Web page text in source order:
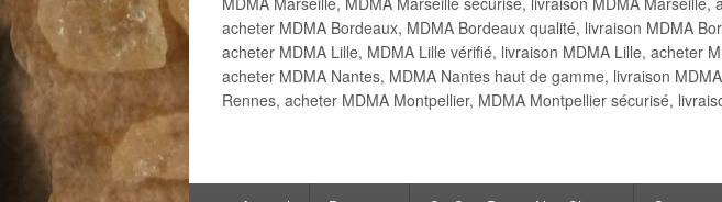
acheter MDMA Bordeaux, MDMA Bordeaux qualité, livraison MDMA
acheter MDMA Lille, MDMA Lille vérifié, livraison MDMA Lille, acheter
acheter MDMA Nantes, MDMA Nantes haut de gamme, livraison
Rennes, acheter MDMA Montpellier, MDMA Montpellier sécurisé,
Menu